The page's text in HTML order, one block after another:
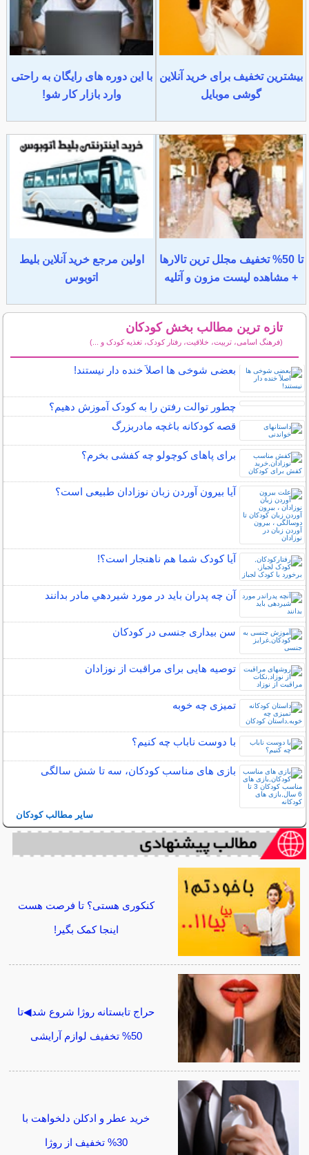
بیشترین تخفیف برای خرید آنلاین
گوشی موبایل
با این دوره های رایگان به راحتی
وارد بازار کار شو!
تا 50% تخفیف مجلل ترین تالارها
+ مشاهده لیست مزون و آتلیه
اولین مرجع خرید آنلاین بلیط
اتوبوس
تازه ترین مطالب بخش کودکان
(فرهنگ اسامی، تربیت، خلاقیت، رفتار کودک، تغذیه کودک و ...)
بعضی شوخی ها اصلاً خنده دار نیستند!
چطور توالت رفتن را به کودک آموزش دهیم؟
قصه کودکانه باغچه مادربزرگ
برای پاهای کوچولو چه کفشی بخرم؟
آیا بیرون آوردن زبان نوزادان طبیعی است؟
آیا کودک شما هم ناهنجار است؟!
آن چه پدران بايد در مورد شيردهي مادر بدانند
سن بیداری جنسی در کودکان
توصیه هایی برای مراقبت از نوزادان
تمیزی چه خوبه
با دوست ناباب چه کنیم؟
بازی های مناسب کودکان، سه تا شش سالگی
سایر مطالب کودکان
کنکوری هستی؟ تا فرصت هست
اینجا کمک بگیر!
حراج تابستانه روژا شروع شد◀تا
50% تخفیف لوازم آرایشی
خرید عطر و ادکلن دلخواهت با
30% تخفیف از روژا